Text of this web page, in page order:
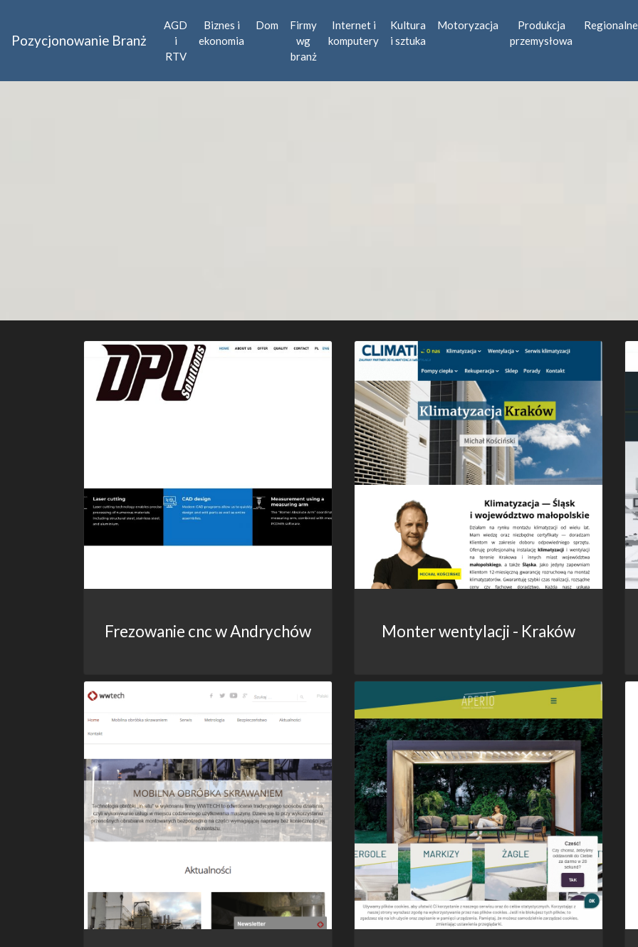
Pozycjonowanie Branż
AGD
i
RTV
Biznes i
ekonomia
Dom
Firmy
wg
branż
Internet i
komputery
Kultura
i sztuka
Motoryzacja
Produkcja
przemysłowa
Regionalne
Frezowanie cnc w Andrychów Monter wentylacji - Kraków